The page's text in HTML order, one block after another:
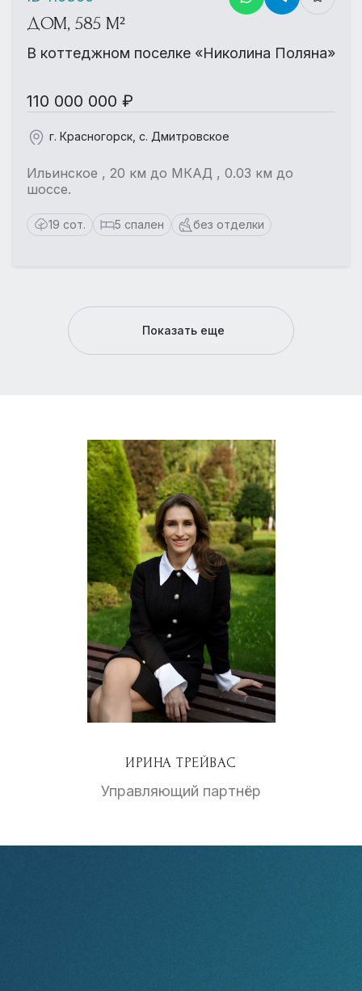
ДОМ, 585 М²
В коттеджном поселке «Николина Поляна»
110 000 000 ₽
г. Красногорск, с. Дмитровское
Ильинское , 20 км до МКАД , 0.03 км до
шоссе.
19 сот. 5 спален без отделки
Показать еще
ИРИНА ТРЕЙВАС
Управляющий партнёр